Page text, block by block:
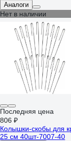
Аналоги
Нет в наличии
Последняя цена
806 ₽
Колышки-скобы для
25 см 40шт-7007-40